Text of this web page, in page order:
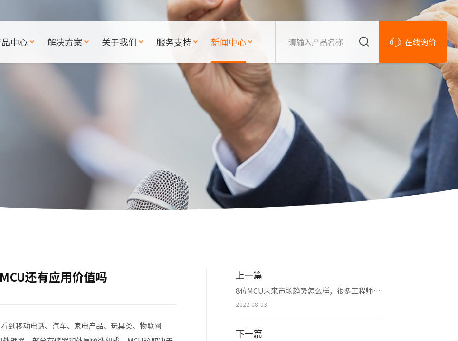
在线询价
中心 解决方案 关于我们 服务支持 新闻中心
还有应用价值吗
到移动电话、汽车、家电产品、玩具类、物联网
上一篇
8位MCU未来市场趋势怎么样，很多工程师对8位MCU存在一些误解
2022-08-03
下一篇